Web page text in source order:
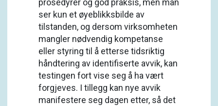
prosedyrer og god praksis, men man
ser kun et øyeblikksbilde av
tilstanden, og dersom virksomheten
mangler nødvendig kompetanse
eller styring til å etterse tidsriktig
håndtering av identifiserte avvik, kan
testingen fort vise seg å ha vært
forgjeves. I tillegg kan nye avvik
manifestere seg dagen etter, så det